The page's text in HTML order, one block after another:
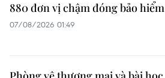
880 đơn vị chậm đóng bảo hiểm
07/08/2026 01:49